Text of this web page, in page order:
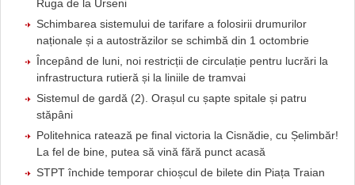
Ruga de la Urseni
Schimbarea sistemului de tarifare a folosirii drumurilor
naționale și a autostrăzilor se schimbă din 1 octombrie
Începând de luni, noi restricții de circulație pentru lucrări la
infrastructura rutieră și la liniile de tramvai
Sistemul de gardă (2). Orașul cu șapte spitale și patru
stăpâni
Politehnica ratează pe final victoria la Cisnădie, cu Șelimbăr!
La fel de bine, putea să vină fără punct acasă
STPT închide temporar chioșcul de bilete din Piața Traian